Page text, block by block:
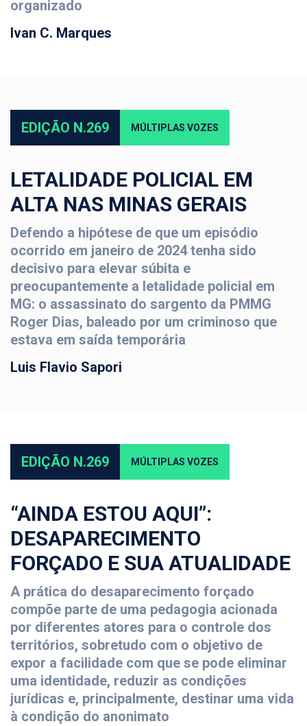
organizado
Ivan C. Marques
EDIÇÃO N.269 MÚLTIPLAS VOZES
LETALIDADE POLICIAL EM
ALTA NAS MINAS GERAIS
Defendo a hipótese de que um episódio
ocorrido em janeiro de 2024 tenha sido
decisivo para elevar súbita e
preocupantemente a letalidade policial em
MG: o assassinato do sargento da PMMG
Roger Dias, baleado por um criminoso que
estava em saída temporária
Luis Flavio Sapori
EDIÇÃO N.269 MÚLTIPLAS VOZES
“AINDA ESTOU AQUI”:
DESAPARECIMENTO
FORÇADO E SUA ATUALIDADE
A prática do desaparecimento forçado
compõe parte de uma pedagogia acionada
por diferentes atores para o controle dos
territórios, sobretudo com o objetivo de
expor a facilidade com que se pode eliminar
uma identidade, reduzir as condições
jurídicas e, principalmente, destinar uma vida
à condição do anonimato